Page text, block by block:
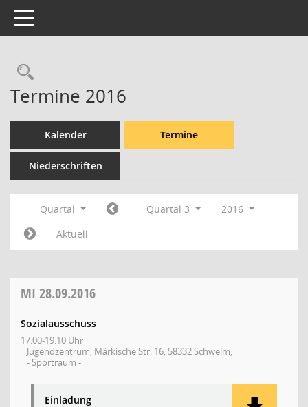
Toggle navigation
Rechercheauswahl
Termine 2016
Kalender Termine
Niederschriften
Quartal Quartal 3
2016
Aktuell
MI 28.09.2016
Sozialausschuss
17:00-19:10 Uhr
Jugendzentrum, Märkische Str. 16, 58332 Schwelm,
- Sportraum -
Einladung